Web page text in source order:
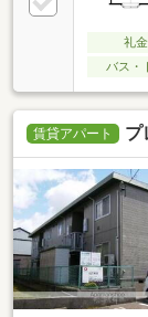
礼
バス・
賃貸アパート プ